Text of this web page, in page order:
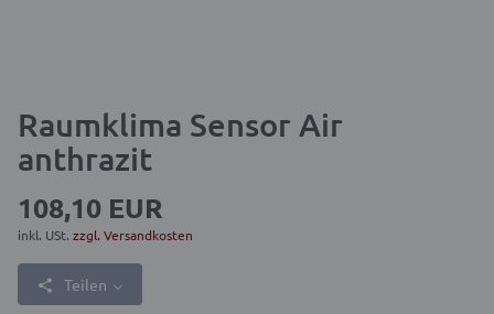
Raumklima Sensor Air
anthrazit
108,10 EUR
inkl. USt. zzgl. Versandkosten
Teilen